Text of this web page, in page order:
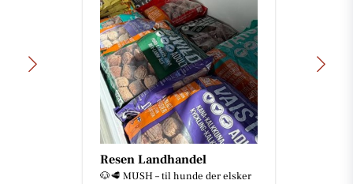
Resen Landhandel
🐶🥩 MUSH – til hunde der elsker